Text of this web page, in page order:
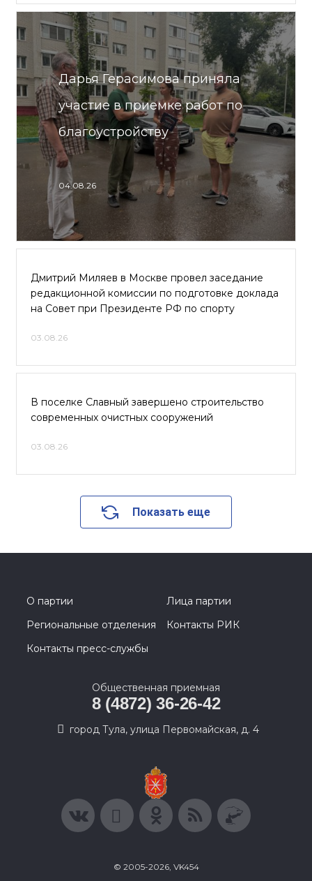
Дарья Герасимова приняла
участие в приемке работ по
благоустройству
04.08.26
Дмитрий Миляев в Москве провел заседание
редакционной комиссии по подготовке доклада
на Совет при Президенте РФ по спорту
03.08.26
В поселке Славный завершено строительство
современных очистных сооружений
03.08.26
Показать еще
О партии
Лица партии
Региональные отделения
Контакты РИК
Контакты пресс-службы
Общественная приемная
8 (4872) 36-26-42
город Тула, улица Первомайская, д. 4
© 2005-2026, VK454